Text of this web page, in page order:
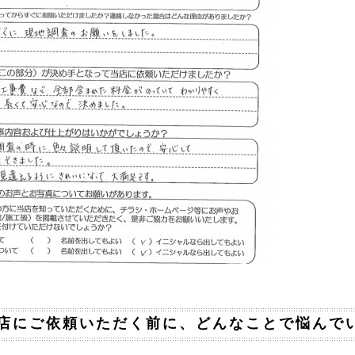
にご依頼いただく前に、どんなことで悩んで